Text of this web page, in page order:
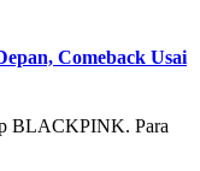
Comeback Usai
BLACKPINK. Para